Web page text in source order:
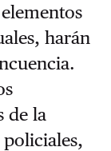
harán
de la